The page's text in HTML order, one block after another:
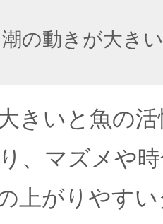
潮の動きが大き
きいと魚の
、マズメや
上がりやす